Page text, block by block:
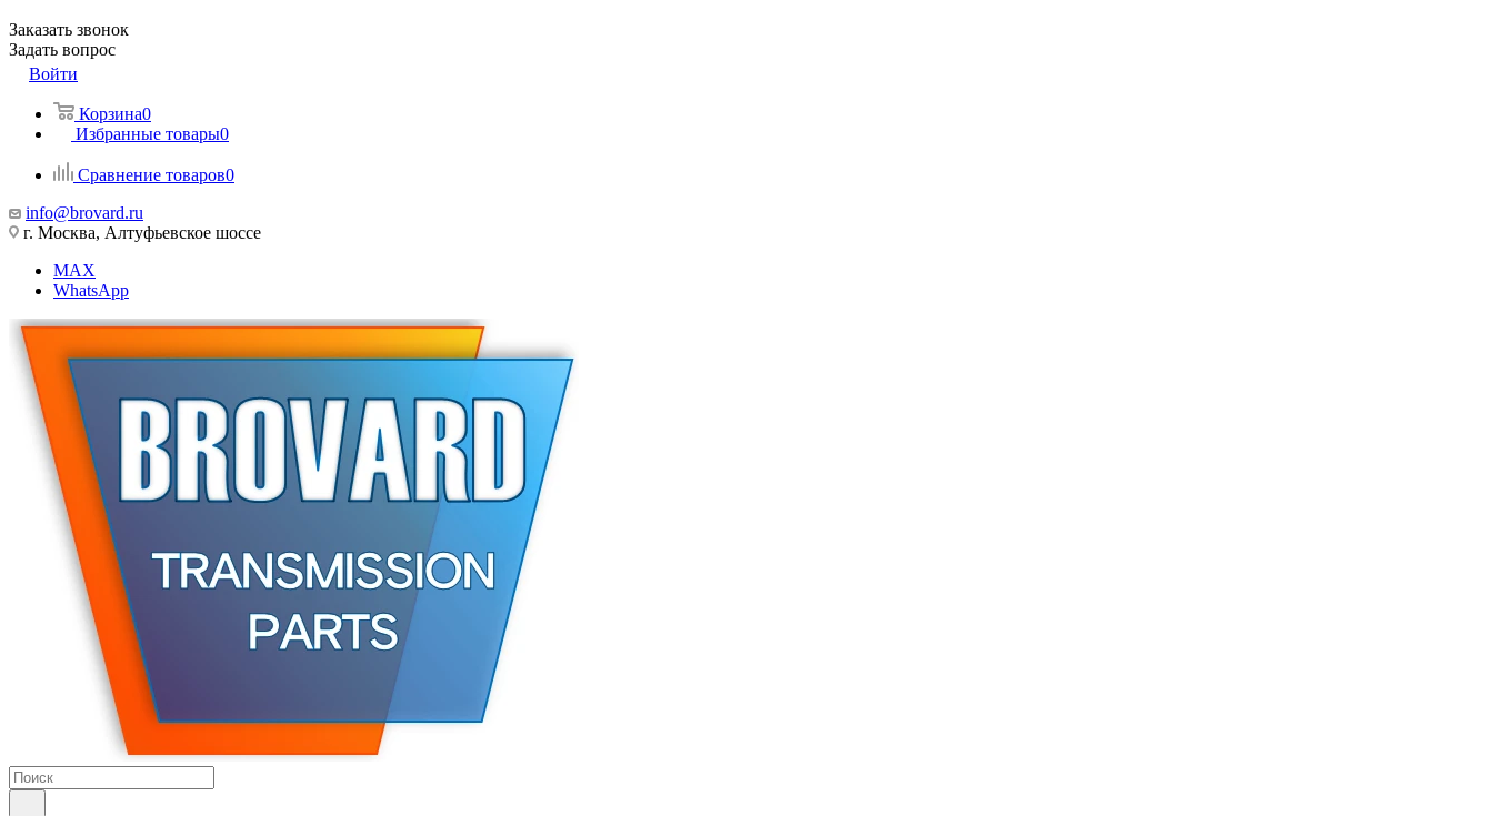
Заказать звонок
Задать вопрос
Войти
Корзина0
Избранные товары0
Сравнение товаров0
info@brovard.ru
г. Москва, Алтуфьевское шоссе
MAX
WhatsApp